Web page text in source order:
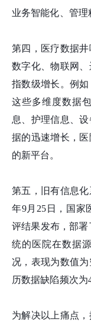
业务智能化、管理
第四，医疗数据
数字化、物联网
指数级增长。例如
这些多维度数据
息、护理信息、
据的迅速增长，
的新平台。
第五，旧有信息
年9月25日，国家
评结果发布，部署
统的医院在数据
况，表现为数值
历数据缺陷频次为
为解决以上痛点